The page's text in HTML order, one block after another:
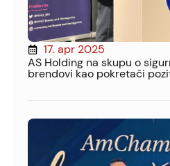
17. apr 2025
AS Holding na skupu o
brendovi kao pokretači